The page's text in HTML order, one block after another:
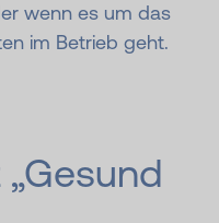
wenn es um das
im Betrieb geht.